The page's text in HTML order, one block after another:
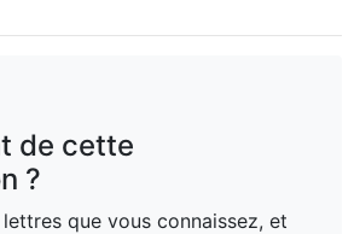
de cette
?
que vous connaissez, et